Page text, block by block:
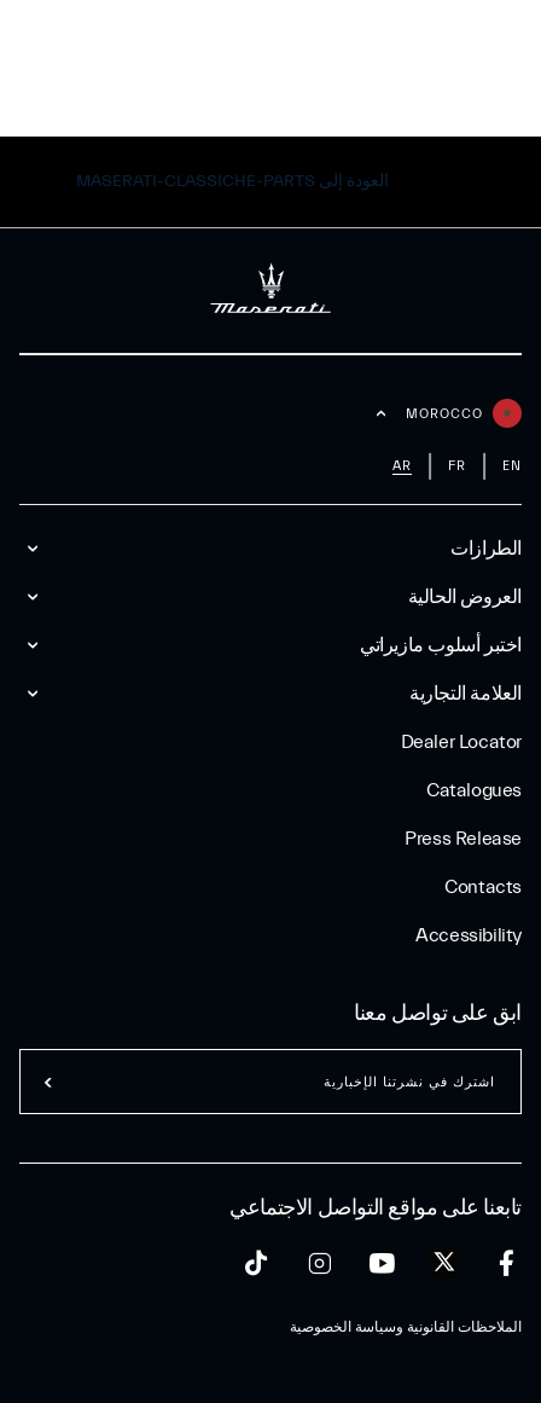
العودة إلى MASERATI-CLASSICHE-PARTS
الطرازات
العروض الحالية
اختبر أسلوب مازیراتي
العلامة التجارية
Dealer Locator
Catalogues
Press Release
Contacts
Accessibility
MOROCCO
EN
FR
AR
تابعنا على مواقع التواصل الاجتماعي
الملاحظات القانونية وسياسة الخصوصية
ابق على تواصل معنا
اشترك في نشرتنا الإخبارية